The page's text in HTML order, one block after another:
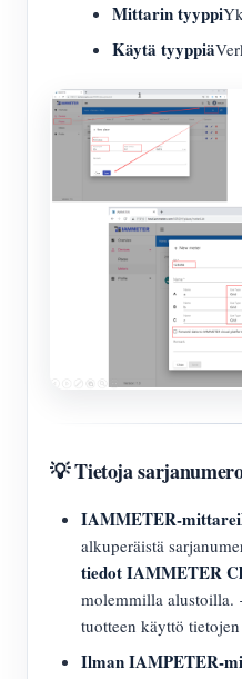
Mittarin tyyppi
Käytä tyyppiä
💡 Tietoja
IAMMETER-
alkuperäistä
tiedot IAMMETER
molemmilla
tuotteen käyttö
Ilman IAMPETER-